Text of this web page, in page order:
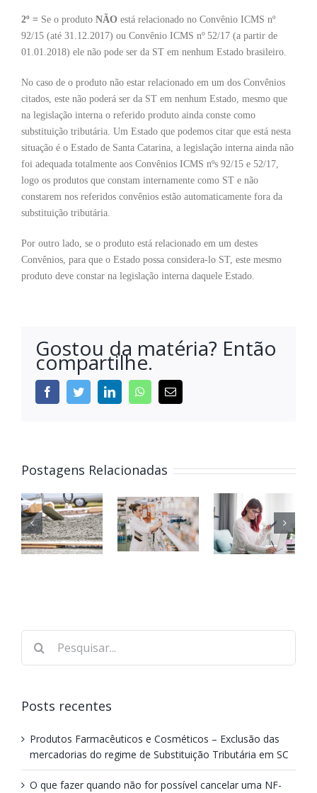
2º = Se o produto NÃO está relacionado no Convênio ICMS nº
92/15 (até 31.12.2017) ou Convênio ICMS nº 52/17 (a partir de
01.01.2018) ele não pode ser da ST em nenhum Estado brasileiro.
No caso de o produto não estar relacionado em um dos Convênios
citados, este não poderá ser da ST em nenhum Estado, mesmo que
na legislação interna o referido produto ainda conste como
substituição tributária. Um Estado que podemos citar que está nesta
situação é o Estado de Santa Catarina, a legislação interna ainda não
foi adequada totalmente aos Convênios ICMS nºs 92/15 e 52/17,
logo os produtos que constam internamente como ST e não
constarem nos referidos convênios estão automaticamente fora da
substituição tributária.
Por outro lado, se o produto está relacionado em um destes
Convênios, para que o Estado possa considera-lo ST, este mesmo
produto deve constar na legislação interna daquele Estado.
Gostou da matéria? Então
compartilhe.
Postagens Relacionadas
Posts recentes
Produtos Farmacêuticos e Cosméticos – Exclusão das
mercadorias do regime de Substituição Tributária em SC
O que fazer quando não for possível cancelar uma NF-